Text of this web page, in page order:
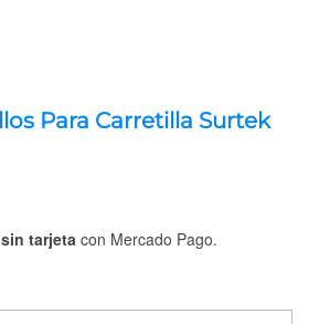
Para Carretilla Surtek
tarjeta con Mercado Pago.